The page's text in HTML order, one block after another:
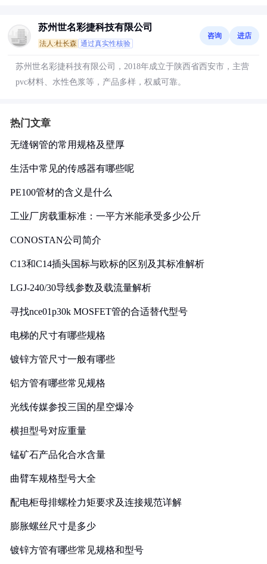
苏州世名彩捷科技有限公司
法人:杜长森 通过真实性核验
咨询 进店
苏州世名彩捷科技有限公司，2018年成立于陕西省西安市，主营
pvc材料、水性色浆等，产品多样，权威可靠。
热门文章
无缝钢管的常用规格及壁厚
生活中常见的传感器有哪些呢
PE100管材的含义是什么
工业厂房载重标准：一平方米能承受多少公斤
CONOSTAN公司简介
C13和C14插头国标与欧标的区别及其标准解析
LGJ-240/30导线参数及载流量解析
寻找nce01p30k MOSFET管的合适替代型号
电梯的尺寸有哪些规格
镀锌方管尺寸一般有哪些
铝方管有哪些常见规格
光线传媒参投三国的星空爆冷
横担型号对应重量
锰矿石产品化合水含量
曲臂车规格型号大全
配电柜母排螺栓力矩要求及连接规范详解
膨胀螺丝尺寸是多少
镀锌方管有哪些常见规格和型号